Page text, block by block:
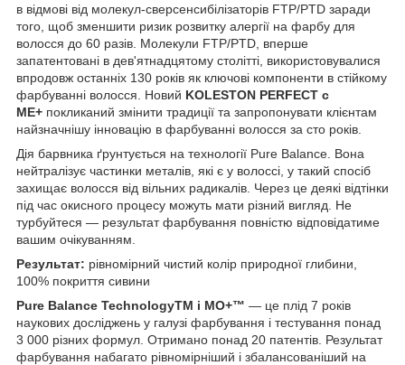
в відмові від молекул-сверсенсибілізаторів FTP/PTD заради
того, щоб зменшити ризик розвитку алергії на фарбу для
волосся до 60 разів. Молекули FTP/PTD, вперше
запатентовані в дев'ятнадцятому столітті, використовувалися
впродовж останніх 130 років як ключові компоненти в стійкому
фарбуванні волосся. Новий KOLESTON PERFECT с
ME+ покликаний змінити традиції та запропонувати клієнтам
найзначнішу інновацію в фарбуванні волосся за сто років.
Дія барвника ґрунтується на технології Pure Balance. Вона
нейтралізує частинки металів, які є у волоссі, у такий спосіб
захищає волосся від вільних радикалів. Через це деякі відтінки
під час окисного процесу можуть мати різний вигляд. Не
турбуйтеся — результат фарбування повністю відповідатиме
вашим очікуванням.
Результат: рівномірний чистий колір природної глибини,
100% покриття сивини
Pure Balance TechnologyTM і МО+™ — це плід 7 років
наукових досліджень у галузі фарбування і тестування понад
3 000 різних формул. Отримано понад 20 патентів. Результат
фарбування набагато рівномірніший і збалансованіший на